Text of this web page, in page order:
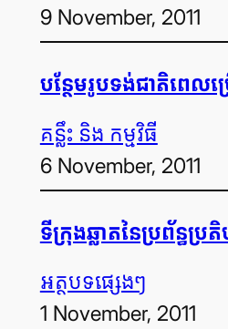
9 November, 2011
បន្ថែម​រូបទង់ជាតិ​ពេលប្
គន្លឹះ និង កម្មវិធី
6 November, 2011
ទីក្រុងឆ្លាតនៃប្រព័ន្ធប្រតិ
អត្ថបទ​ផ្សេងៗ
1 November, 2011